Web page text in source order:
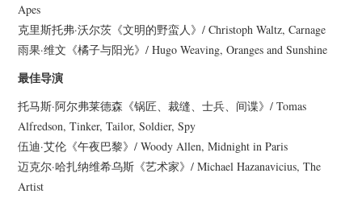
Apes
克里斯托弗·沃尔茨《文明的野蛮人》/ Christoph Waltz, Carnage
雨果·维文《橘子与阳光》/ Hugo Weaving, Oranges and Sunshine
最佳导演
托马斯·阿尔弗莱德森《锅匠、裁缝、士兵、间谍》/ Tomas
Alfredson, Tinker, Tailor, Soldier, Spy
伍迪·艾伦《午夜巴黎》/ Woody Allen, Midnight in Paris
迈克尔·哈扎纳维希乌斯《艺术家》/ Michael Hazanavicius, The
Artist